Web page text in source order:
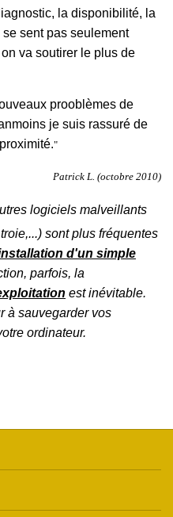
la disponibilité, la
sent pas seulement
va soutirer le plus de
prooblèmes de
je suis rassuré de
"
Patrick L. (octobre 2010)
logiciels malveillants
sont plus fréquentes
d'un simple
parfois, la
est inévitable.
à sauvegarder vos
ordinateur.